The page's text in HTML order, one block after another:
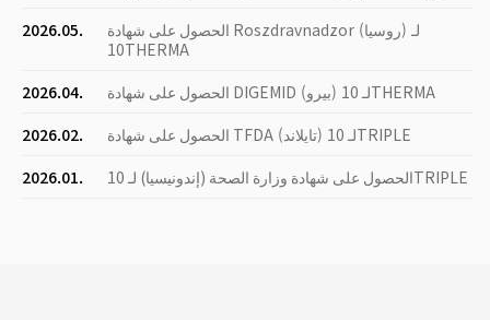
2026.05.
الحصول على شهادة Roszdravnadzor (روسيا) لـ
10THERMA
2026.04.
الحصول على شهادة DIGEMID (بيرو) لـ 10THERMA
2026.02.
الحصول على شهادة TFDA (تايلاند) لـ 10TRIPLE
2026.01.
الحصول على شهادة وزارة الصحة (إندونيسيا) لـ 10TRIPLE